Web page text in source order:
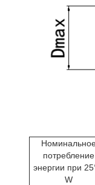
потребление
энергии при
W